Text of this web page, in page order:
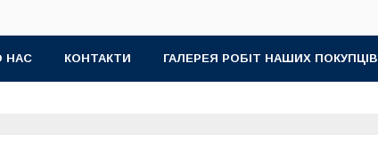
НАС КОНТАКТИ ГАЛЕРЕЯ РОБІТ НАШИХ ПОКУПЦІВ